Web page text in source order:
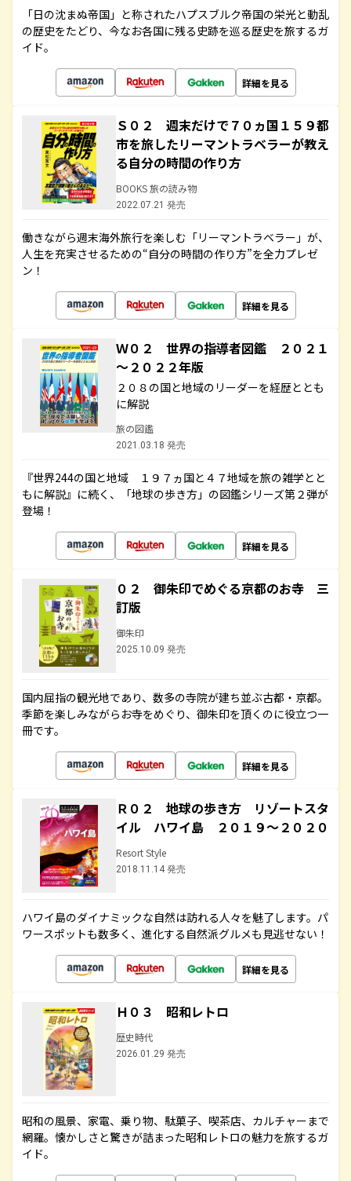
「日の沈まぬ帝国」と称されたハプスブルク帝国の栄光と動乱
の歴史をたどり、今なお各国に残る史跡を巡る歴史を旅するガ
イド。
詳細を見る
Ｓ０２ 週末だけで７０ヵ国１５９都
市を旅したリーマントラベラーが教え
る自分の時間の作り方
BOOKS 旅の読み物
2022.07.21 発売
働きながら週末海外旅行を楽しむ「リーマントラベラー」が、
人生を充実させるための“自分の時間の作り方”を全力プレゼ
ン！
詳細を見る
Ｗ０２ 世界の指導者図鑑 ２０２１
～２０２２年版
２０８の国と地域のリーダーを経歴ととも
に解説
旅の図鑑
2021.03.18 発売
『世界244の国と地域 １９７ヵ国と４７地域を旅の雑学とと
もに解説』に続く、「地球の歩き方」の図鑑シリーズ第２弾が
登場！
詳細を見る
０２ 御朱印でめぐる京都のお寺 三
訂版
御朱印
2025.10.09 発売
国内屈指の観光地であり、数多の寺院が建ち並ぶ古都・京都。
季節を楽しみながらお寺をめぐり、御朱印を頂くのに役立つ一
冊です。
詳細を見る
Ｒ０２ 地球の歩き方 リゾートスタ
イル ハワイ島 ２０１９～２０２０
Resort Style
2018.11.14 発売
ハワイ島のダイナミックな自然は訪れる人々を魅了します。パ
ワースポットも数多く、進化する自然派グルメも見逃せない！
詳細を見る
Ｈ０３ 昭和レトロ
歴史時代
2026.01.29 発売
昭和の風景、家電、乗り物、駄菓子、喫茶店、カルチャーまで
網羅。懐かしさと驚きが詰まった昭和レトロの魅力を旅するガ
イド。